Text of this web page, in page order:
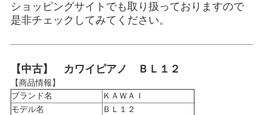
ショッピングサイトでも取り扱っておりますので
是非チェックしてみてください。
【中古】 カワイピアノ ＢＬ１２
【商品情報】
ブランド名
ＫＡＷＡＩ
モデル名
ＢＬ１２